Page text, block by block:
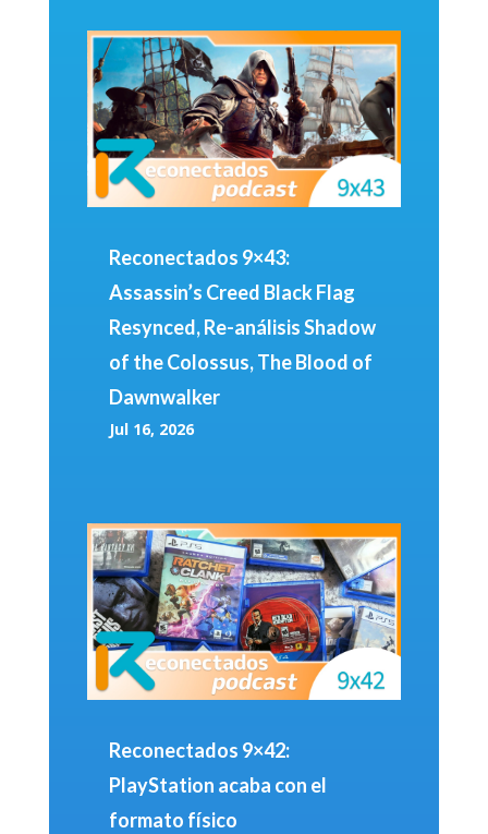
Reconectados 9×43:
Assassin’s Creed Black Flag
Resynced, Re-análisis Shadow
of the Colossus, The Blood of
Dawnwalker
Jul 16, 2026
Reconectados 9×42:
PlayStation acaba con el
formato físico